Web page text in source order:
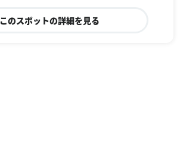
このスポットの詳細を見る